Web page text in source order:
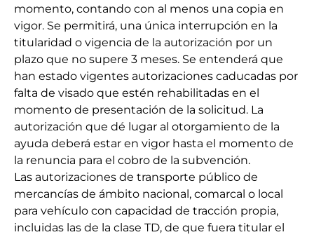
momento, contando con al menos una copia en
vigor. Se permitirá, una única interrupción en la
titularidad o vigencia de la autorización por un
plazo que no supere 3 meses. Se entenderá que
han estado vigentes autorizaciones caducadas por
falta de visado que estén rehabilitadas en el
momento de presentación de la solicitud. La
autorización que dé lugar al otorgamiento de la
ayuda deberá estar en vigor hasta el momento de
la renuncia para el cobro de la subvención.
Las autorizaciones de transporte público de
mercancías de ámbito nacional, comarcal o local
para vehículo con capacidad de tracción propia,
incluidas las de la clase TD, de que fuera titular el